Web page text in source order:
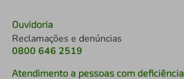
Ouvidoria
Reclamações e denúncias
0800 646 2519
Atendimento a pessoas com deficiência